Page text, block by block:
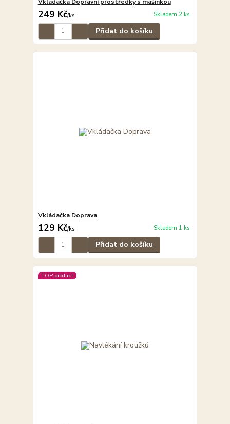
249 Kč/ks Skladem 2 ks
Přidat do košíku
Vkládačka Doprava
129 Kč/ks Skladem 1 ks
Přidat do košíku
TOP produkt